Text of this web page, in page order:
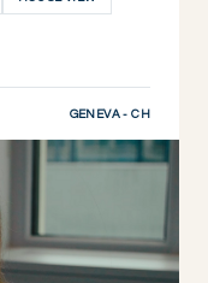
GENEVA - CH